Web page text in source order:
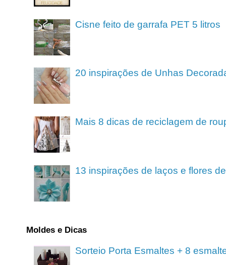
Cisne feito de garrafa PET 5 litros
20 inspirações de Unhas
Mais 8 dicas de reciclagem de
13 inspirações de laços e flores
Moldes e Dicas
Sorteio Porta Esmaltes + 8